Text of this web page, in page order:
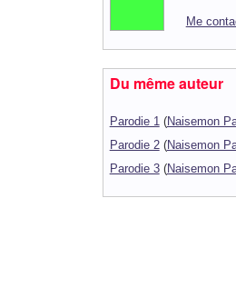
Me
Du même auteur
Parodie 1 (Naisemon
Parodie 2(Naisemon
Parodie 3(Naisemon